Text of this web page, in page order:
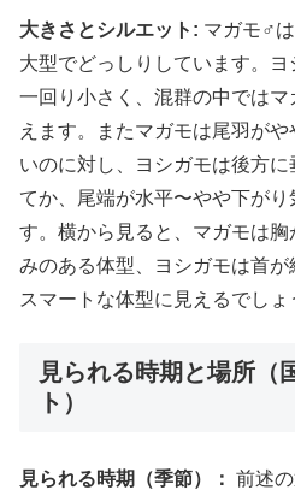
大きさとシルエット: マガモ♂
大型でどっしりしています。
一回り小さく、混群の中では
えます。またマガモは尾羽が
いのに対し、ヨシガモは後方
てか、尾端が水平〜やや下が
す。横から見ると、マガモは
みのある体型、ヨシガモは首
スマートな体型に見えるでしょ
見られる時期と場所（
ト）
見られる時期（季節）： 前述